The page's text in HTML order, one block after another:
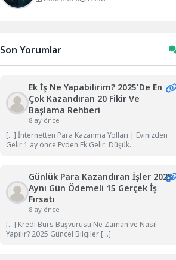
Son Yorumlar
Ek İş Ne Yapabilirim? 2025'de En
Çok Kazandıran 20 Fikir Ve
Başlama Rehberi
8 ay önce
[…] İnternetten Para Kazanma Yolları | Evinizden
Gelir 1 ay önce Evden Ek Gelir: Düşük...
Günlük Para Kazandıran İşler 2025:
Aynı Gün Ödemeli 15 Gerçek İş
Fırsatı
8 ay önce
[…] Kredi Burs Başvurusu Ne Zaman ve Nasıl
Yapılır? 2025 Güncel Bilgiler […]